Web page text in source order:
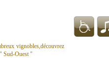
vignobles,découvrez
Sud-Ouest "